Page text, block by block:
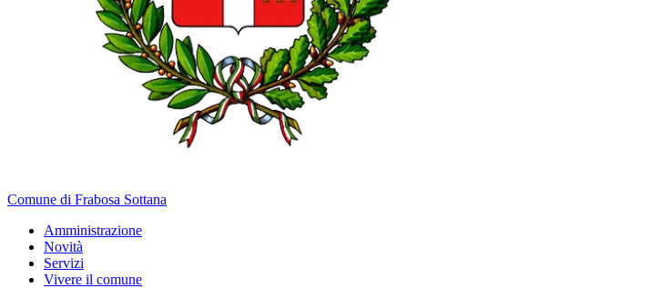
Comune di Frabosa Sottana
Amministrazione
Novità
Servizi
Vivere il comune